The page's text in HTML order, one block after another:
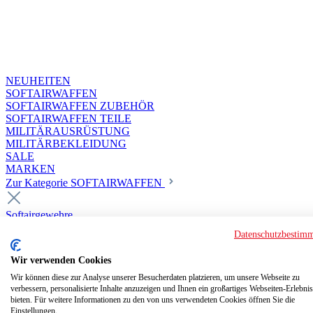
NEUHEITEN
SOFTAIRWAFFEN
SOFTAIRWAFFEN ZUBEHÖR
SOFTAIRWAFFEN TEILE
MILITÄRAUSRÜSTUNG
MILITÄRBEKLEIDUNG
SALE
MARKEN
Zur Kategorie SOFTAIRWAFFEN
Softairgewehre
Deluxe Custom Guns ab 18
Softair elektrisch ab 18
Softair elektrisch ab 14
Softair gasbetrieben ab 18
Softair HPA Luftdruck ab 18
Historische Softairwaffen
Wir verwenden Cookies
Wir können diese zur Analyse unserer Besucherdaten platzieren, um unsere Webseite zu
verbessern, personalisierte Inhalte anzuzeigen und Ihnen ein großartiges Webseiten-
bieten. Für weitere Informationen zu den von uns verwendeten Cookies öffnen Sie die
Einstellungen.